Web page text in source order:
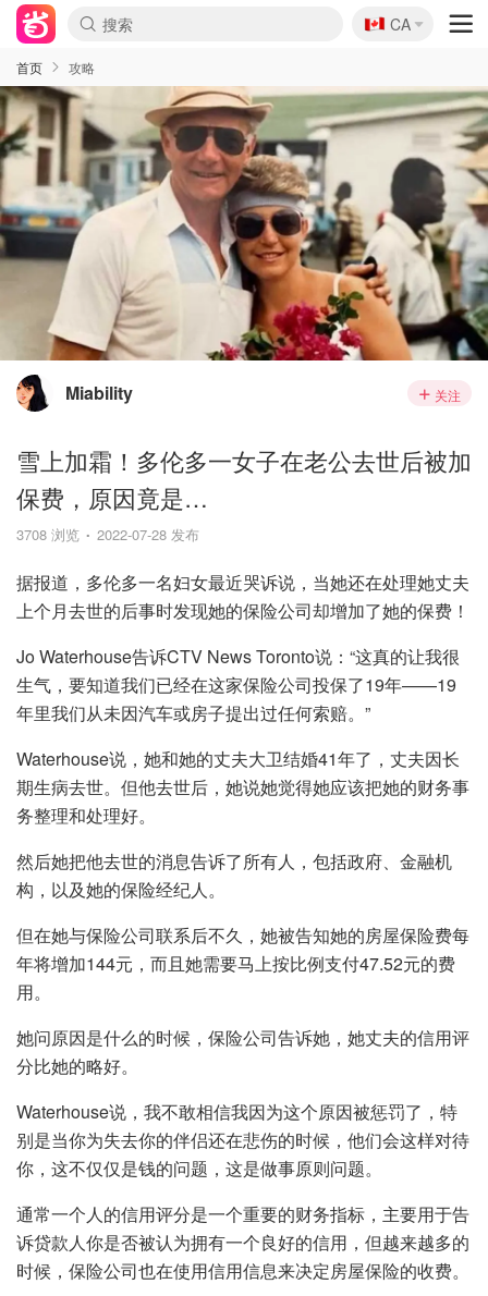
🇨🇦
CA
首页 攻略
Miability 关注
雪上加霜！多伦多一女子在老公去世后被加
保费，原因竟是…
3708 浏览 2022-07-28 发布
据报道，多伦多一名妇女最近哭诉说，当她还在处理她丈夫
上个月去世的后事时发现她的保险公司却增加了她的保费！
Jo Waterhouse告诉CTV News Toronto说：“这真的让我很
生气，要知道我们已经在这家保险公司投保了19年——19
年里我们从未因汽车或房子提出过任何索赔。”
Waterhouse说，她和她的丈夫大卫结婚41年了，丈夫因长
期生病去世。但他去世后，她说她觉得她应该把她的财务事
务整理和处理好。
然后她把他去世的消息告诉了所有人，包括政府、金融机
构，以及她的保险经纪人。
但在她与保险公司联系后不久，她被告知她的房屋保险费每
年将增加144元，而且她需要马上按比例支付47.52元的费
用。
她问原因是什么的时候，保险公司告诉她，她丈夫的信用评
分比她的略好。
Waterhouse说，我不敢相信我因为这个原因被惩罚了，特
别是当你为失去你的伴侣还在悲伤的时候，他们会这样对待
你，这不仅仅是钱的问题，这是做事原则问题。
通常一个人的信用评分是一个重要的财务指标，主要用于告
诉贷款人你是否被认为拥有一个良好的信用，但越来越多的
时候，保险公司也在使用信用信息来决定房屋保险的收费。